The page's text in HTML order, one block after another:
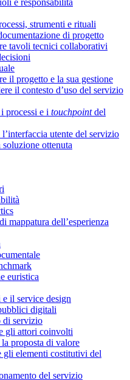
e responsabilità
strumenti e rituali
di progetto
tavoli tecnici collaborativi
il progetto e la sua gestione
il contesto d’uso del servizio
processi e i touchpointdel
utente del servizio
ottenuta
mappatura dell’esperienza
euristica
il service design
digitali
di servizio
gli attori coinvolti
proposta di valore
gli elementi costitutivi del
del servizio